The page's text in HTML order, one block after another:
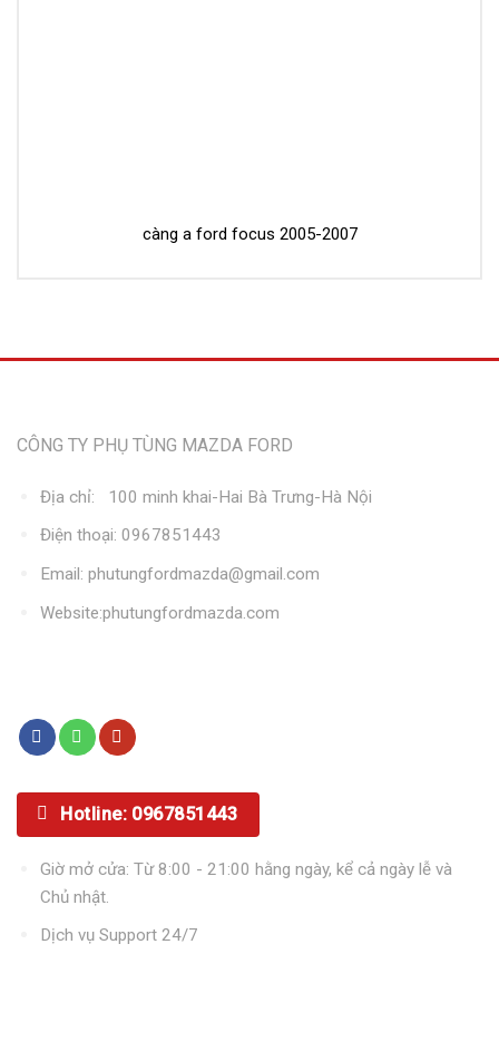
càng a ford focus 2005-2007
CÔNG TY PHỤ TÙNG MAZDA FORD
Địa chỉ: 100 minh khai-Hai Bà Trưng-Hà Nội
Điện thoại: 0967851443
Email: phutungfordmazda@gmail.com
Website:phutungfordmazda.com
Hotline: 0967851443
Giờ mở cửa: Từ 8:00 - 21:00 hằng ngày, kể cả ngày lễ và
Chủ nhật.
Dịch vụ Support 24/7